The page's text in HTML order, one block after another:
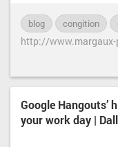
blog congition
Google Hangouts’
your work day |